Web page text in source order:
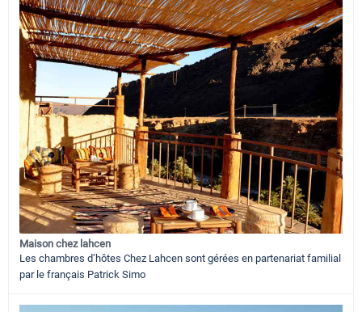
Maison chez lahcen
Les chambres d’hôtes Chez Lahcen sont gérées en partenariat familial
par le français Patrick Simo